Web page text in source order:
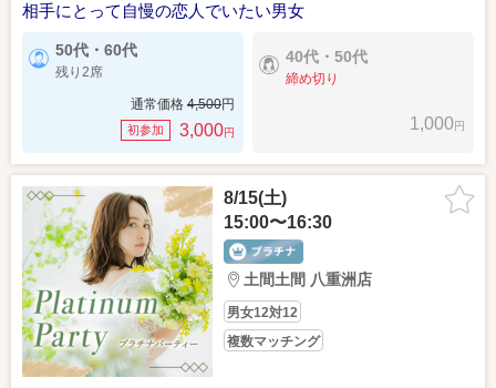
相手にとって自慢の恋人でいたい男女
50代・60代
残り2席
通常価格 4,500円
初参加 3,000円
40代・50代
締め切り
1,000円
8/15(土)
15:00〜16:30
土間土間 八重洲店
男女12対12
複数マッチング